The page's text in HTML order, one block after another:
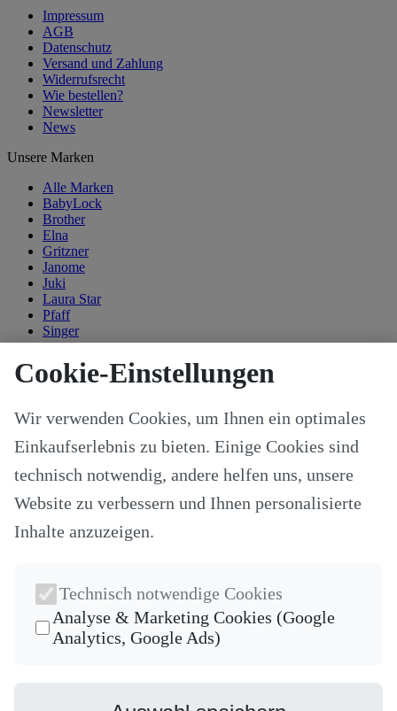
Impressum
AGB
Datenschutz
Versand und Zahlung
Widerrufsrecht
Wie bestellen?
Newsletter
News
Unsere Marken
Alle Marken
BabyLock
Brother
Elna
Gritzner
Janome
Juki
Laura Star
Pfaff
Singer
Kategorien
Nähzubehör
Ersatzteile
Stricken und Häkeln
Schneideplotter und Zubehör
Sticksoftware
Unsere Hersteller
Newsletter
Die neuesten Produkte und die besten Angebote per E-Mail, damit
Ihr nichts mehr verpasst.
Cookie-Einstellungen
Wir verwenden Cookies, um Ihnen ein optimales
Einkaufserlebnis zu bieten. Einige Cookies sind
technisch notwendig, andere helfen uns, unsere
Website zu verbessern und Ihnen personalisierte
Inhalte anzuzeigen.
Technisch notwendige Cookies
Analyse & Marketing Cookies (Google
Analytics, Google Ads)